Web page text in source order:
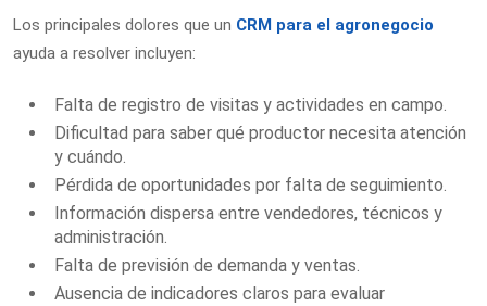
Los principales dolores que un CRM para el agronegocio
ayuda a resolver incluyen:
Falta de registro de visitas y actividades en campo.
Dificultad para saber qué productor necesita atención
y cuándo.
Pérdida de oportunidades por falta de seguimiento.
Información dispersa entre vendedores, técnicos y
administración.
Falta de previsión de demanda y ventas.
Ausencia de indicadores claros para evaluar